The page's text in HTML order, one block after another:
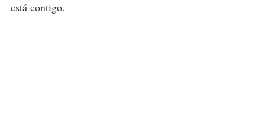
está contigo.